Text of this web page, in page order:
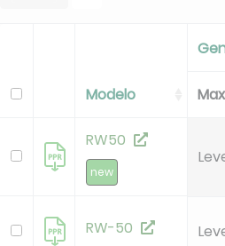
Modelo
RW50
new
RW-50